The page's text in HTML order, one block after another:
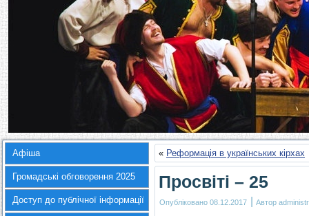
Афіша
Громадські обговорення 2025
Доступ до публічної інформації
« Реформація в українських кірхах
Просвіті – 25
Опубліковано 08.12.2017 | Автор